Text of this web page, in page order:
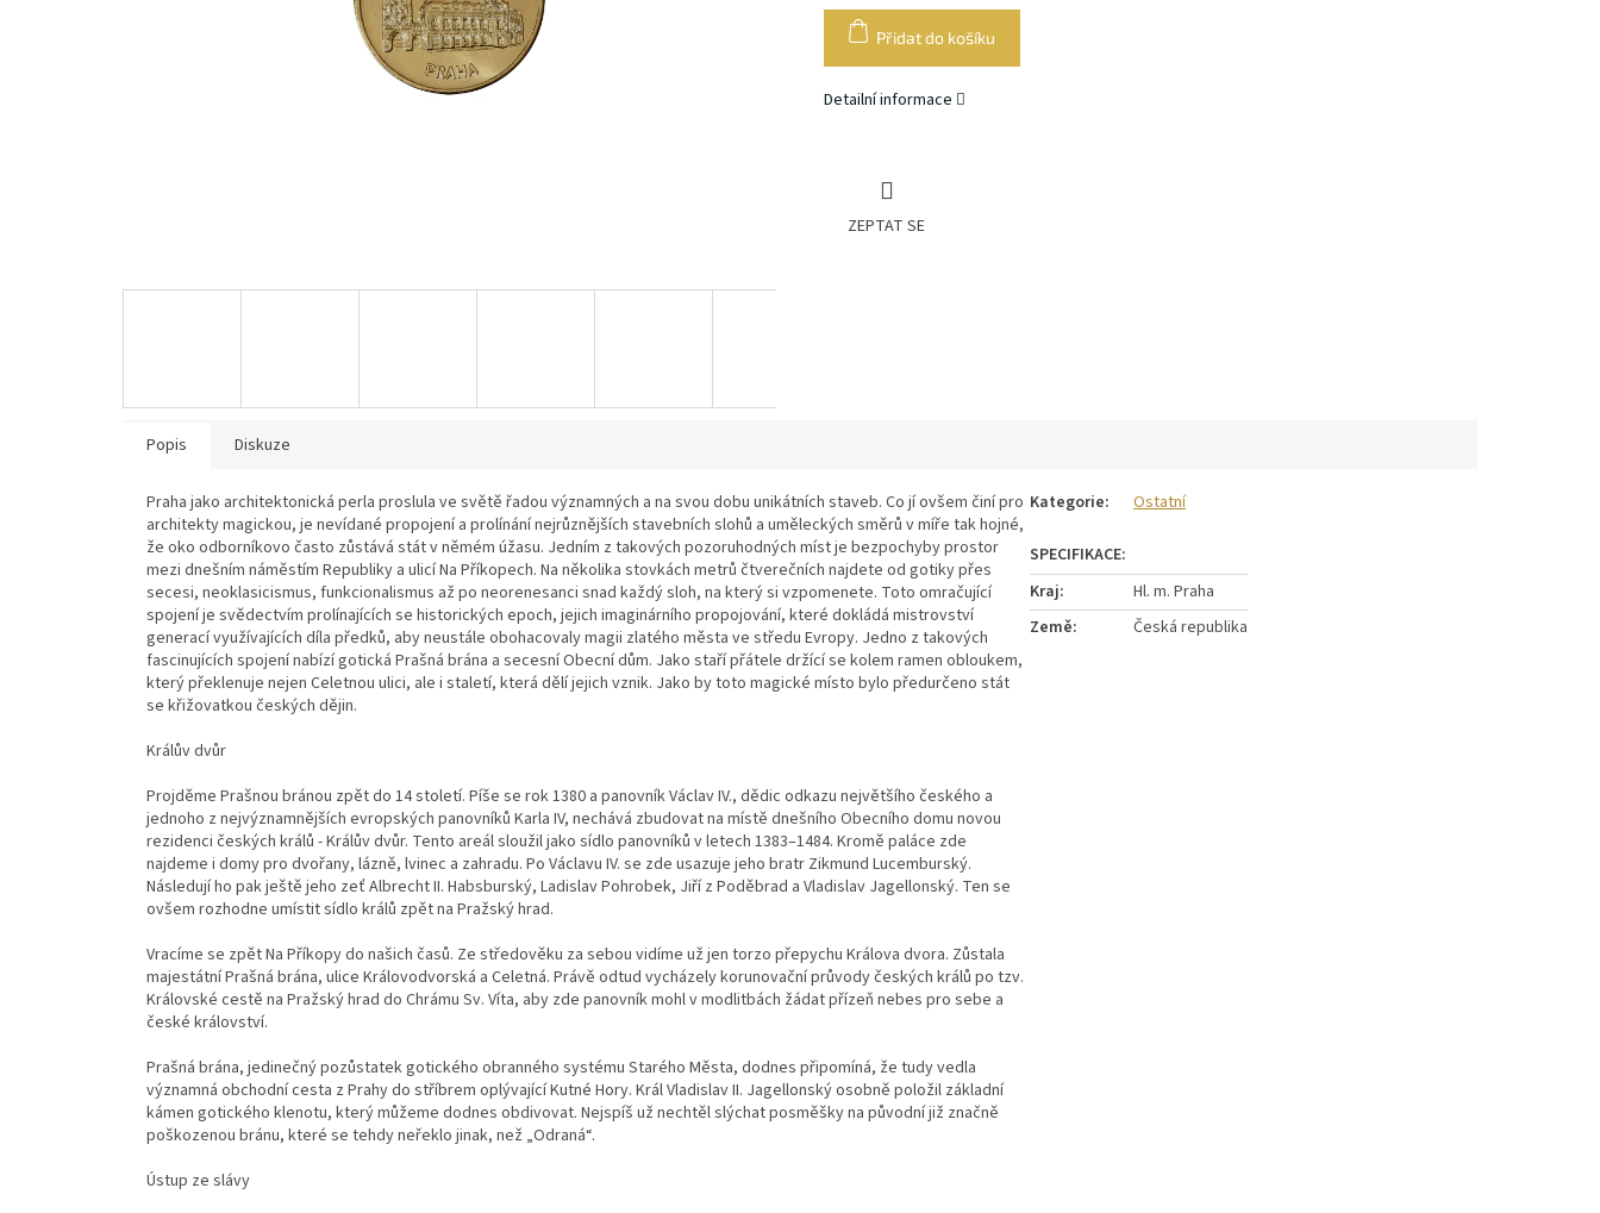
cena:
Přidat do košíku
Detailní informace
ZEPTAT SE
Popis Diskuze
Praha jako architektonická perla proslula ve světě řadou významných a na svou dobu unikátních staveb. Co jí ovšem činí pro
architekty magickou, je nevídané propojení a prolínání nejrůznějších stavebních slohů a uměleckých směrů v míře tak hojné,
že oko odborníkovo často zůstává stát v němém úžasu. Jedním z takových pozoruhodných míst je bezpochyby prostor
mezi dnešním náměstím Republiky a ulicí Na Příkopech. Na několika stovkách metrů čtverečních najdete od gotiky přes
secesi, neoklasicismus, funkcionalismus až po neorenesanci snad každý sloh, na který si vzpomenete. Toto omračující
spojení je svědectvím prolínajících se historických epoch, jejich imaginárního propojování, které dokládá mistrovství
generací využívajících díla předků, aby neustále obohacovaly magii zlatého města ve středu Evropy. Jedno z takových
fascinujících spojení nabízí gotická Prašná brána a secesní Obecní dům. Jako staří přátele držící se kolem ramen obloukem,
který překlenuje nejen Celetnou ulici, ale i staletí, která dělí jejich vznik. Jako by toto magické místo bylo předurčeno stát
se křižovatkou českých dějin.
Králův dvůr
Projděme Prašnou bránou zpět do 14 století. Píše se rok 1380 a panovník Václav IV., dědic odkazu největšího českého a
jednoho z nejvýznamnějších evropských panovníků Karla IV, nechává zbudovat na místě dnešního Obecního domu novou
rezidenci českých králů - Králův dvůr. Tento areál sloužil jako sídlo panovníků v letech 1383–1484. Kromě paláce zde
najdeme i domy pro dvořany, lázně, lvinec a zahradu. Po Václavu IV. se zde usazuje jeho bratr Zikmund Lucemburský.
Následují ho pak ještě jeho zeť Albrecht II. Habsburský, Ladislav Pohrobek, Jiří z Poděbrad a Vladislav Jagellonský. Ten se
ovšem rozhodne umístit sídlo králů zpět na Pražský hrad.
Vracíme se zpět Na Příkopy do našich časů. Ze středověku za sebou vidíme už jen torzo přepychu Králova dvora. Zůstala
majestátní Prašná brána, ulice Královodvorská a Celetná. Právě odtud vycházely korunovační průvody českých králů po tzv.
Královské cestě na Pražský hrad do Chrámu Sv. Víta, aby zde panovník mohl v modlitbách žádat přízeň nebes pro sebe a
české království.
Prašná brána, jedinečný pozůstatek gotického obranného systému Starého Města, dodnes připomíná, že tudy vedla
významná obchodní cesta z Prahy do stříbrem oplývající Kutné Hory. Král Vladislav II. Jagellonský osobně položil základní
kámen gotického klenotu, který můžeme dodnes obdivovat. Nejspíš už nechtěl slýchat posměšky na původní již značně
poškozenou bránu, které se tehdy neřeklo jinak, než „Odraná“.
Ústup ze slávy
Kategorie: Ostatní
Kraj:
Hl. m. Praha
Země: Česká republika